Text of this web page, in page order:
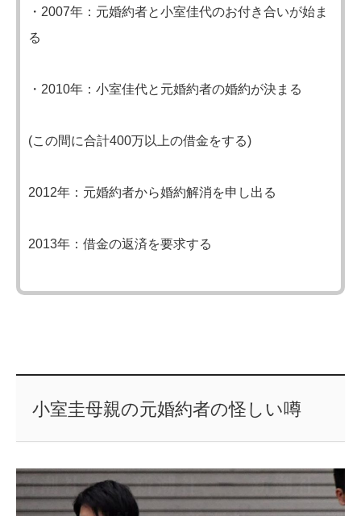
・2007年：元婚約者と小室佳代のお付き合いが始ま
る
・2010年：小室佳代と元婚約者の婚約が決まる
(この間に合計400万以上の借金をする)
2012年：元婚約者から婚約解消を申し出る
2013年：借金の返済を要求する
小室圭母親の元婚約者の怪しい噂